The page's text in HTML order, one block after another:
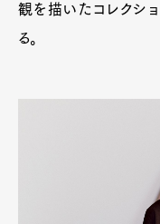
観を描いたコレクショ
る。